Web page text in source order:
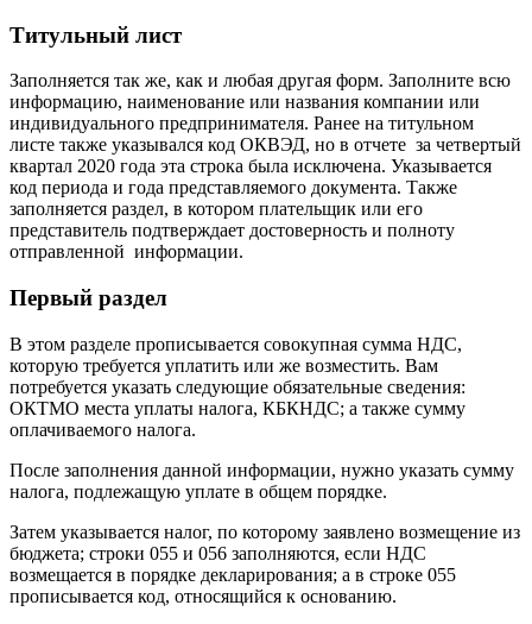
Титульный лист
Заполняется так же, как и любая другая форм. Заполните всю
информацию, наименование или названия компании или
индивидуального предпринимателя. Ранее на титульном
листе также указывался код ОКВЭД, но в отчете за четвертый
квартал 2020 года эта строка была исключена. Указывается
код периода и года представляемого документа. Также
заполняется раздел, в котором плательщик или его
представитель подтверждает достоверность и полноту
отправленной информации.
Первый раздел
В этом разделе прописывается совокупная сумма НДС,
которую требуется уплатить или же возместить. Вам
потребуется указать следующие обязательные сведения:
ОКТМО места уплаты налога, КБКНДС; а также сумму
оплачиваемого налога.
После заполнения данной информации, нужно указать сумму
налога, подлежащую уплате в общем порядке.
Затем указывается налог, по которому заявлено возмещение из
бюджета; строки 055 и 056 заполняются, если НДС
возмещается в порядке декларирования; а в строке 055
прописывается код, относящийся к основанию.